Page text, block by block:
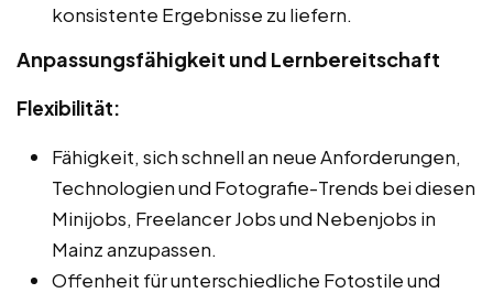
konsistente Ergebnisse zu liefern.
Anpassungsfähigkeit und Lernbereitschaft
Flexibilität:
Fähigkeit, sich schnell an neue Anforderungen,
Technologien und Fotografie-Trends bei diesen
Minijobs, Freelancer Jobs und Nebenjobs in
Mainz anzupassen.
Offenheit für unterschiedliche Fotostile und